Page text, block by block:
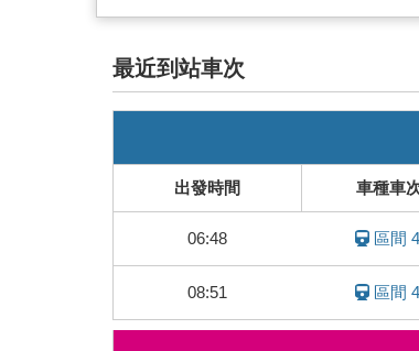
最近到站車次
出發時間 車種車
06:48 區間
08:51 區間